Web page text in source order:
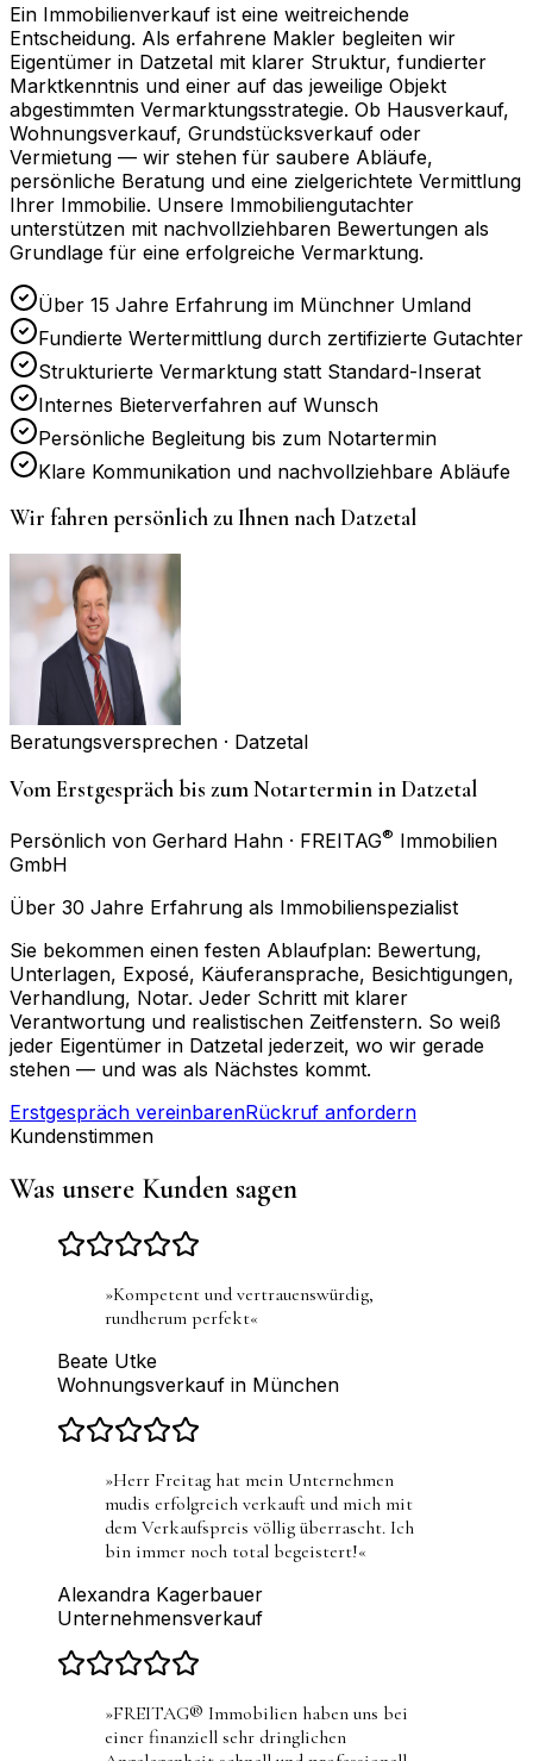
Ein Immobilienverkauf ist eine weitreichende
Entscheidung. Als erfahrene Makler begleiten wir
Eigentümer in Datzetal mit klarer Struktur, fundierter
Marktkenntnis und einer auf das jeweilige Objekt
abgestimmten Vermarktungsstrategie. Ob Hausverkauf,
Wohnungsverkauf, Grundstücksverkauf oder
Vermietung — wir stehen für saubere Abläufe,
persönliche Beratung und eine zielgerichtete Vermittlung
Ihrer Immobilie. Unsere Immobiliengutachter
unterstützen mit nachvollziehbaren Bewertungen als
Grundlage für eine erfolgreiche Vermarktung.
Über 15 Jahre Erfahrung im Münchner Umland
Fundierte Wertermittlung durch zertifizierte Gutachter
Strukturierte Vermarktung statt Standard-Inserat
Internes Bieterverfahren auf Wunsch
Persönliche Begleitung bis zum Notartermin
Klare Kommunikation und nachvollziehbare Abläufe
Wir fahren persönlich zu Ihnen nachDatzetal
Beratungsversprechen · Datzetal
Vom Erstgespräch bis zum Notartermin in Datzetal
Persönlich von Gerhard Hahn · FREITAG® Immobilien
GmbH
Über 30 Jahre Erfahrung als Immobilienspezialist
Sie bekommen einen festen Ablaufplan: Bewertung,
Unterlagen, Exposé, Käuferansprache, Besichtigungen,
Verhandlung, Notar. Jeder Schritt mit klarer
Verantwortung und realistischen Zeitfenstern. So weiß
jeder Eigentümer in Datzetal jederzeit, wo wir gerade
stehen — und was als Nächstes kommt.
Erstgespräch vereinbarenRückruf anfordern
Kundenstimmen
Was unsere Kunden sagen
»Kompetent und vertrauenswürdig,
rundherum perfekt«
Beate Utke
Wohnungsverkauf in München
»Herr Freitag hat mein Unternehmen
mudis erfolgreich verkauft und mich mit
dem Verkaufspreis völlig überrascht. Ich
bin immer noch total begeistert!«
Alexandra Kagerbauer
Unternehmensverkauf
»FREITAG® Immobilien haben uns bei
einer finanziell sehr dringlichen